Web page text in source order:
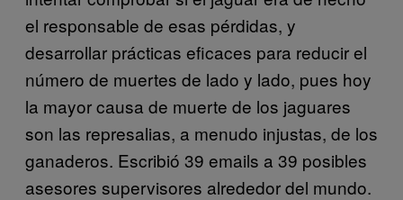
el responsable de esas pérdidas, y
desarrollar prácticas eficaces para reducir el
número de muertes de lado y lado, pues hoy
la mayor causa de muerte de los jaguares
son las represalias, a menudo injustas, de los
ganaderos. Escribió 39 emails a 39 posibles
asesores supervisores alrededor del mundo.